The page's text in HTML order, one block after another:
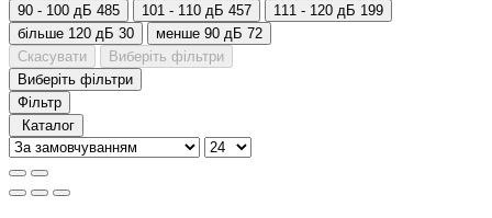
90 - 100 дБ 485 101 - 110 дБ 457 111 - 120 дБ 199
більше 120 дБ 30 менше 90 дБ 72
Скасувати
Виберіть фільтри
Виберіть фільтри
Фільтр
Каталог